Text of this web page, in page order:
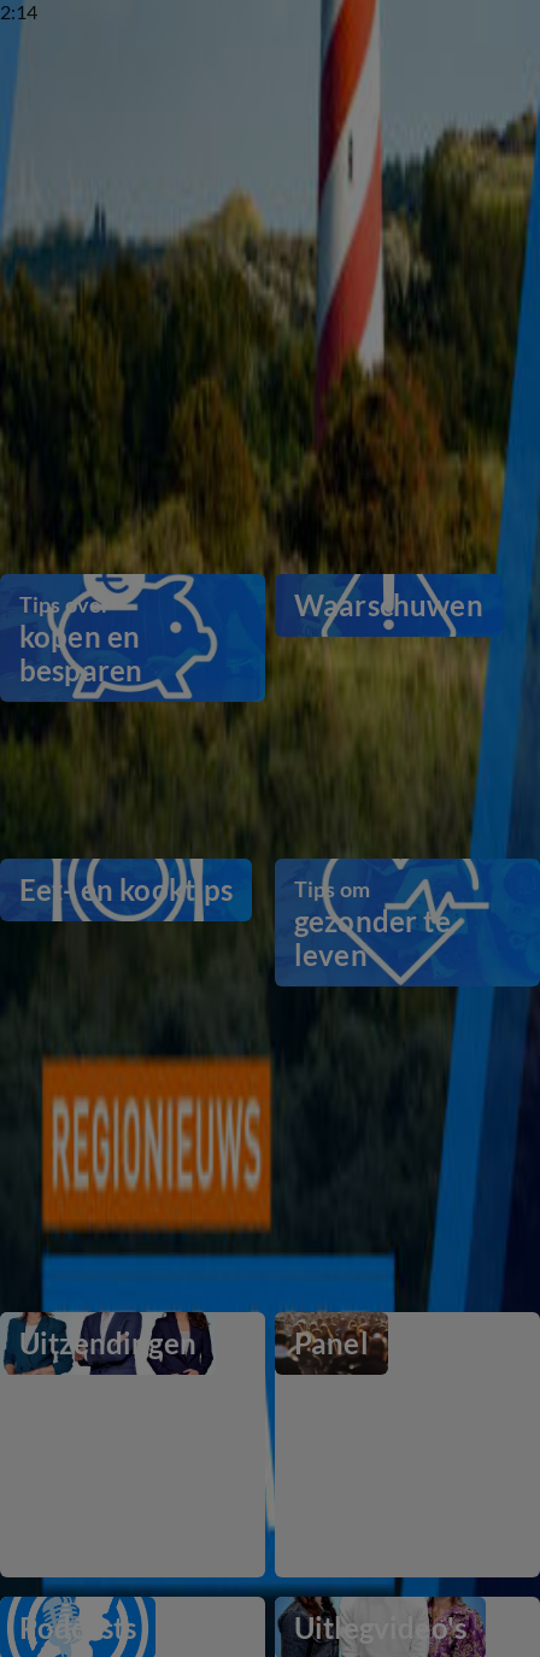
2:14
Van financieel medewerker tot woordvoerder, iedereen helpt mee om nieuwe natuurbrand te
Anton reist speciaal naar Spanje voor de totale zonsverduistering
Held! Jongen van 15 neemt stuur over van onwel geworden bestuurder
Man gepakt voor neersteken willekeurige slachtoffers Rotterdam
Vissen dreigen kopje onder te gaan door droogte
Duizenden mensen lopen door Amsterdam tijdens WorldPride March
Fietser overleden door aanrijding met auto in Aalten
Buurt ontdaan door fatale schietpartij: 'Kinderen waren aan het gillen'
Nederlanders geven minder geld uit tijdens hitte, behalve hier
Advies en tips
Tips over
kopen en
besparen
Waarschuwen
Eet- en kooktips Tips om
gezonder te
leven
Al het regionieuws
Uitzendingen
Panel
Podcasts Uitlegvideo's